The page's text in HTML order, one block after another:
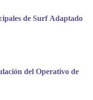
de Surf Adaptado
del Operativo de